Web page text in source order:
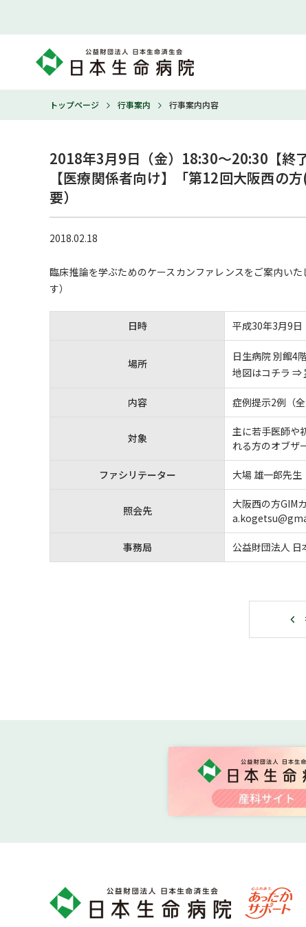
トップページ 行事案内 行事案内内容
2018年3月9日（金）18:30～20:30【終了
【医療関係者向け】「第12回大阪西の
要）
2018.02.18
臨床推論を学ぶためのケースカンファレンスをご案内い
す）
日時 平成30年3月9
場所
日生病院 別館4
地図はコチラ ⇒
内容 症例提示2例（
対象
主に若手医師や
れる方のオブザ
ファシリテーター 大場 雄一郎先生
照会先
大阪西の方GIM
事務局 公益財団法人